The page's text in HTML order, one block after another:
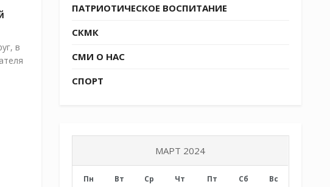
в
ПАТРИОТИЧЕСКОЕ ВОСПИТАНИЕ
СКМК
СМИ О НАС
СПОРТ
МАРТ 2024
Пн Вт Ср Чт Пт Сб Вс